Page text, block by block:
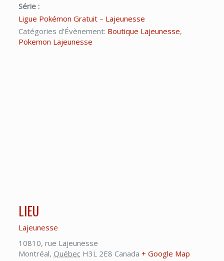
Série :
Ligue Pokémon Gratuit – Lajeunesse
Catégories d’Évènement: Boutique Lajeunesse,
Pokemon Lajeunesse
LIEU
Lajeunesse
10810, rue Lajeunesse
Montréal, Québec H3L 2E8 Canada + Google Map